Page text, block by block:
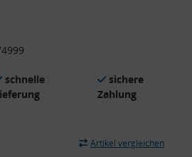
schnelle
sichere
Zahlung
Artikel vergleichen